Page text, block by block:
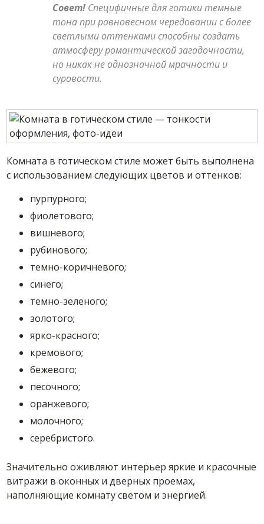
Совет! Специфичные для готики темные
тона при равновесном чередовании с более
светлыми оттенками способны создать
атмосферу романтической загадочности,
но никак не однозначной мрачности и
суровости.
Комната в готическом стиле может быть выполнена
с использованием следующих цветов и оттенков:
пурпурного;
фиолетового;
вишневого;
рубинового;
темно-коричневого;
синего;
темно-зеленого;
золотого;
ярко-красного;
кремового;
бежевого;
песочного;
оранжевого;
молочного;
серебристого.
Значительно оживляют интерьер яркие и красочные
витражи в оконных и дверных проемах,
наполняющие комнату светом и энергией.